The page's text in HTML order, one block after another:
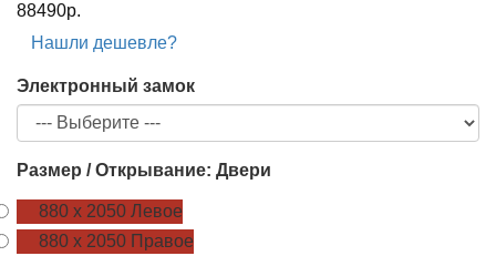
88490р.
Нашли дешевле?
Электронный замок
Размер / Открывание: Двери
880 х 2050 Левое
880 х 2050 Правое